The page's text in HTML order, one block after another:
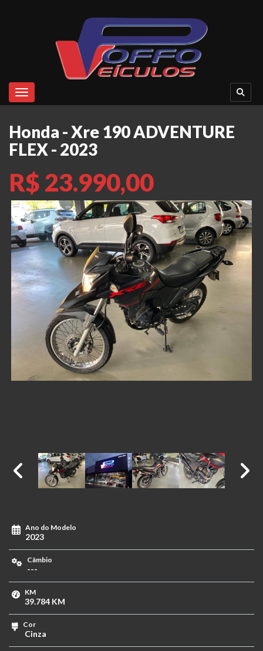
Toggle navigation
Honda - Xre 190 ADVENTURE
FLEX - 2023
R$ 23.990,00
Ano do Modelo
2023
Câmbio
---
KM
39.784 KM
Cor
Cinza